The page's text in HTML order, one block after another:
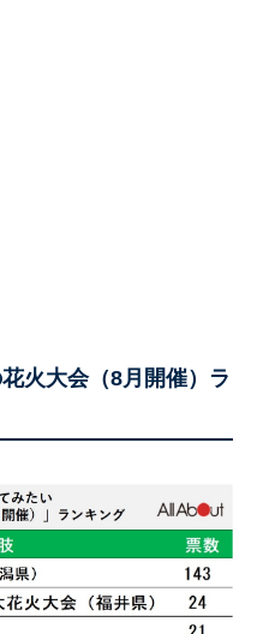
火大会（8月開催）ラ